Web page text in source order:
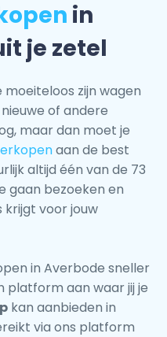
in
je zetel
moeiteloos zijn wagen
of andere
maar dan moet je
aan de best
altijd één van de 73
gaan bezoeken en
krijgt voor jouw
in Averbode sneller
platform aan waar jij je
kan aanbieden in
via ons platform